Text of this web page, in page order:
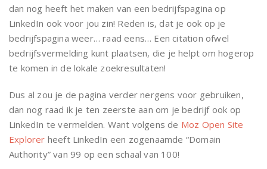
dan nog heeft het maken van een bedrijfspagina op
LinkedIn ook voor jou zin! Reden is, dat je ook op je
bedrijfspagina weer… raad eens… Een citation ofwel
bedrijfsvermelding kunt plaatsen, die je helpt om hogerop
te komen in de lokale zoekresultaten!
Dus al zou je de pagina verder nergens voor gebruiken,
dan nog raad ik je ten zeerste aan om je bedrijf ook op
LinkedIn te vermelden. Want volgens de Moz Open Site
Explorer heeft LinkedIn een zogenaamde “Domain
Authority” van 99 op een schaal van 100!